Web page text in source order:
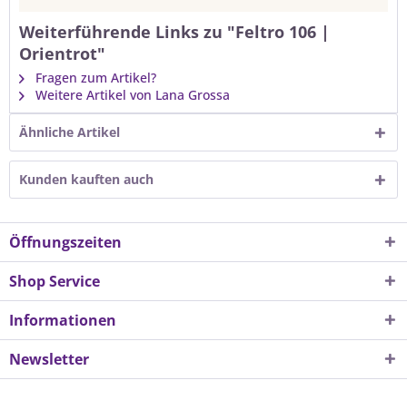
Weiterführende Links zu "Feltro 106 |
Orientrot"
Fragen zum Artikel?
Weitere Artikel von Lana Grossa
Ähnliche Artikel
Kunden kauften auch
Öffnungszeiten
Shop Service
Informationen
Newsletter